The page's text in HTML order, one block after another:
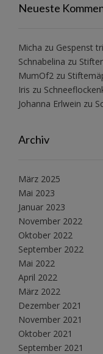
Neueste
Micha zu Gespenst
Schnabelina zu
MumOf2 zu
Iris zu
Johanna Erlwein zu
Archiv
März 2025
Mai 2023
Januar 2023
November 2022
Oktober 2022
September 2022
Mai 2022
April 2022
März 2022
Dezember 2021
November 2021
Oktober 2021
September 2021